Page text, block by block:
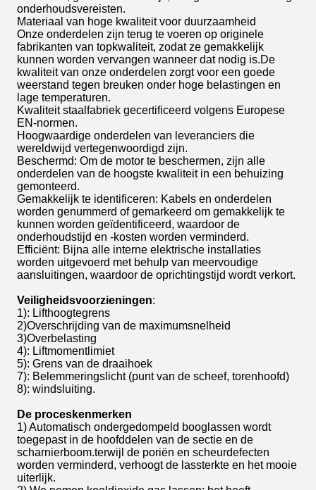
onderhoudsvereisten.
Materiaal van hoge kwaliteit voor duurzaamheid
Onze onderdelen zijn terug te voeren op originele
fabrikanten van topkwaliteit, zodat ze gemakkelijk
kunnen worden vervangen wanneer dat nodig is.De
kwaliteit van onze onderdelen zorgt voor een goede
weerstand tegen breuken onder hoge belastingen en
lage temperaturen.
Kwaliteit staalfabriek gecertificeerd volgens Europese
EN-normen.
Hoogwaardige onderdelen van leveranciers die
wereldwijd vertegenwoordigd zijn.
Beschermd: Om de motor te beschermen, zijn alle
onderdelen van de hoogste kwaliteit in een behuizing
gemonteerd.
Gemakkelijk te identificeren: Kabels en onderdelen
worden genummerd of gemarkeerd om gemakkelijk te
kunnen worden geïdentificeerd, waardoor de
onderhoudstijd en -kosten worden verminderd.
Efficiënt: Bijna alle interne elektrische installaties
worden uitgevoerd met behulp van meervoudige
aansluitingen, waardoor de oprichtingstijd wordt verkort.
Veiligheidsvoorzieningen:
1): Lifthoogtegrens
2)Overschrijding van de maximumsnelheid
3)Overbelasting
4): Liftmomentlimiet
5): Grens van de draaihoek
7): Belemmeringslicht (punt van de scheef, torenhoofd)
8): windsluiting.
De proceskenmerken
1) Automatisch ondergedompeld booglassen wordt
toegepast in de hoofddelen van de sectie en de
scharnierboom.terwijl de poriën en scheurdefecten
worden verminderd, verhoogt de lassterkte en het mooie
uiterlijk.